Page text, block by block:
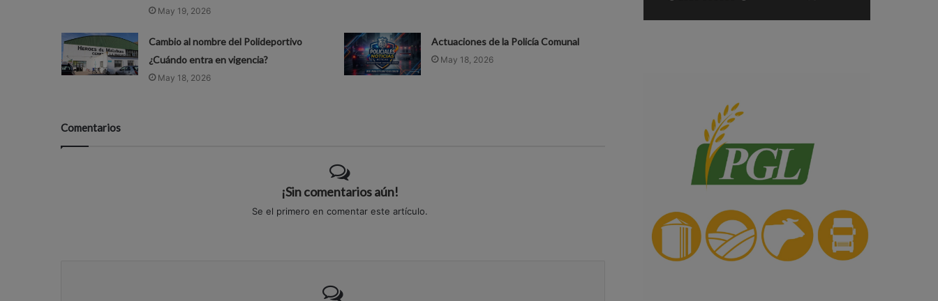
May 19, 2026
Cambio al nombre del Polideportivo
¿Cuándo entra en vigencia?
May 18, 2026
Actuaciones de la Policía Comunal
May 18, 2026
Comentarios
¡Sin comentarios aún!
Se el primero en comentar este artículo.